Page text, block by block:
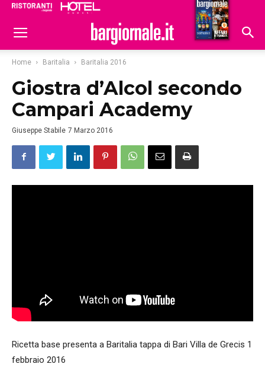
Hoteldomani
Home Baritalia Baritalia 2016
Giostra d’Alcol secondo
Campari Academy
Giuseppe Stabile 7 Marzo 2016
Ricetta base presenta a Baritalia tappa di Bari Villa de Grecis 1
febbraio 2016